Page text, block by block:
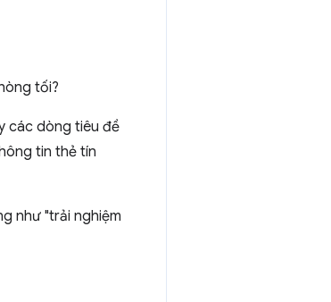
tối?
các dòng tiêu đề
tin thẻ tín
như "trải nghiệm